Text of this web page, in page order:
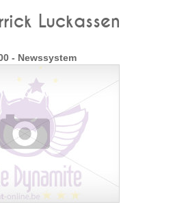
Luckassen
- Newssystem